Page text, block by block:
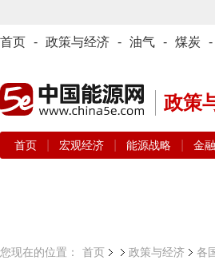
首页 - 政策与经济 - 油气 - 煤炭 -
政策
首页 宏观经济 能源战略 金
您现在的位置： 首页 政策与经济 各